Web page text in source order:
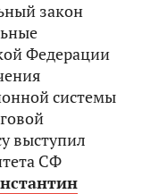
закон
Федерации
системы
выступил
СФ